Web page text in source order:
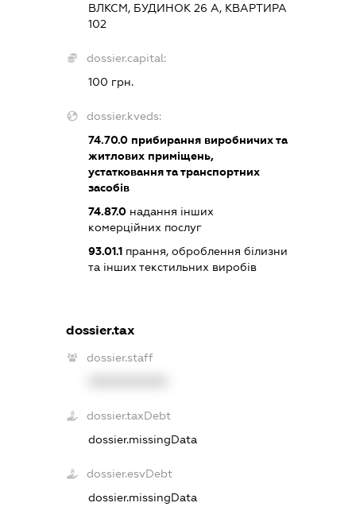
ВЛКСМ, БУДИНОК 26 А, КВАРТИРА
102
dossier.capital:
100 грн.
dossier.kveds:
74.70.0 прибирання виробничих та
житлових приміщень,
устатковання та транспортних
засобів
74.87.0 надання інших
комерційних послуг
93.01.1 прання, оброблення білизни
та інших текстильних виробів
dossier.tax
dossier.staff
dossier.taxDebt
dossier.missingData
dossier.esvDebt
dossier.missingData